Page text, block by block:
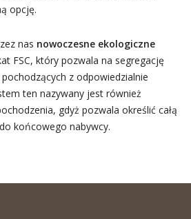
opcję.
nas nowoczesne ekologiczne
FSC, który pozwala na segregację
z odpowiedzialnie
ten nazywany jest również
gdyż pozwala określić całą
końcowego nabywcy.